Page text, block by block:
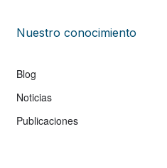
Nuestro conocimiento
Blog
Noticias
Publicaciones